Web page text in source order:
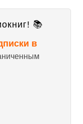
📚
в